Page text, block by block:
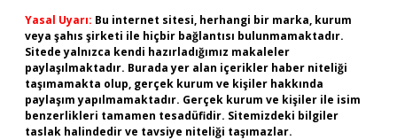
Yasal Uyarı: Bu internet sitesi, herhangi bir marka, kurum
veya şahıs şirketi ile hiçbir bağlantısı bulunmamaktadır.
Sitede yalnızca kendi hazırladığımız makaleler
paylaşılmaktadır. Burada yer alan içerikler haber niteliği
taşımamakta olup, gerçek kurum ve kişiler hakkında
paylaşım yapılmamaktadır. Gerçek kurum ve kişiler ile isim
benzerlikleri tamamen tesadüfidir. Sitemizdeki bilgiler
taslak halindedir ve tavsiye niteliği taşımazlar.